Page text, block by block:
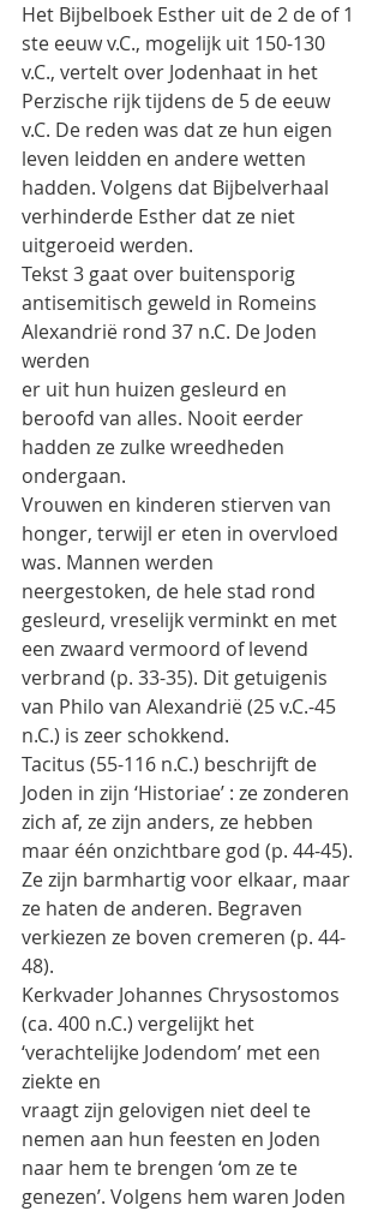
Het Bijbelboek Esther uit de 2 de of 1
ste eeuw v.C., mogelijk uit 150-130
v.C., vertelt over Jodenhaat in het
Perzische rijk tijdens de 5 de eeuw
v.C. De reden was dat ze hun eigen
leven leidden en andere wetten
hadden. Volgens dat Bijbelverhaal
verhinderde Esther dat ze niet
uitgeroeid werden.
Tekst 3 gaat over buitensporig
antisemitisch geweld in Romeins
Alexandrië rond 37 n.C. De Joden
werden
er uit hun huizen gesleurd en
beroofd van alles. Nooit eerder
hadden ze zulke wreedheden
ondergaan.
Vrouwen en kinderen stierven van
honger, terwijl er eten in overvloed
was. Mannen werden
neergestoken, de hele stad rond
gesleurd, vreselijk verminkt en met
een zwaard vermoord of levend
verbrand (p. 33-35). Dit getuigenis
van Philo van Alexandrië (25 v.C.-45
n.C.) is zeer schokkend.
Tacitus (55-116 n.C.) beschrijft de
Joden in zijn ‘Historiae’ : ze zonderen
zich af, ze zijn anders, ze hebben
maar één onzichtbare god (p. 44-45).
Ze zijn barmhartig voor elkaar, maar
ze haten de anderen. Begraven
verkiezen ze boven cremeren (p. 44-
48).
Kerkvader Johannes Chrysostomos
(ca. 400 n.C.) vergelijkt het
‘verachtelijke Jodendom’ met een
ziekte en
vraagt zijn gelovigen niet deel te
nemen aan hun feesten en Joden
naar hem te brengen ‘om ze te
genezen’. Volgens hem waren Joden